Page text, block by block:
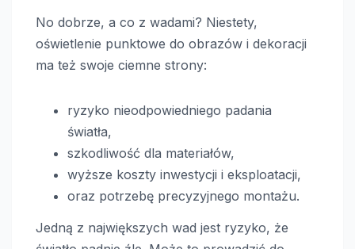
No dobrze, a co z wadami? Niestety,
oświetlenie punktowe do obrazów i dekoracji
ma też swoje ciemne strony:
ryzyko nieodpowiedniego padania
światła,
szkodliwość dla materiałów,
wyższe koszty inwestycji i eksploatacji,
oraz potrzebę precyzyjnego montażu.
Jedną z największych wad jest ryzyko, że